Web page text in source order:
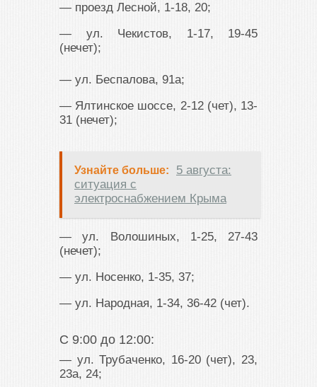
— проезд Лесной, 1-18, 20;
— ул. Чекистов, 1-17, 19-45
(нечет);
— ул. Беспалова, 91а;
— Ялтинское шоссе, 2-12 (чет), 13-
31 (нечет);
Узнайте больше:
5 августа:
ситуация с
электроснабжением Крыма
— ул. Волошиных, 1-25, 27-43
(нечет);
— ул. Носенко, 1-35, 37;
— ул. Народная, 1-34, 36-42 (чет).
С 9:00 до 12:00:
— ул. Трубаченко, 16-20 (чет), 23,
23а, 24;